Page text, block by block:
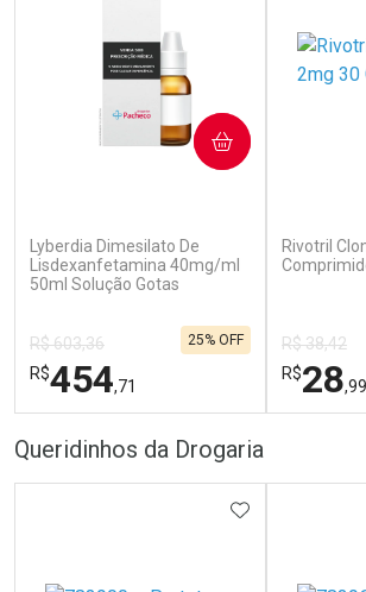
Lyberdia Dimesilato De
Lisdexanfetamina 40mg/ml
50ml Solução Gotas
R$ 603,36
R$454,71
25% OFF
COMPRAR
Rivotril
R$ 38,42
R$28,99
Queridinhos da Drogaria
ADICIONAR